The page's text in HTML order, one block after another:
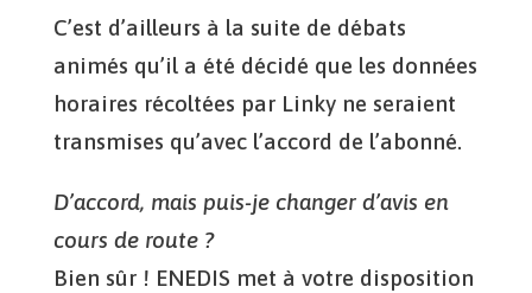
C’est d’ailleurs à la suite de débats
animés qu’il a été décidé que les données
horaires récoltées par Linky ne seraient
transmises qu’avec l’accord de l’abonné.
D’accord, mais puis-je changer d’avis en
cours de route ?
Bien sûr ! ENEDIS met à votre disposition